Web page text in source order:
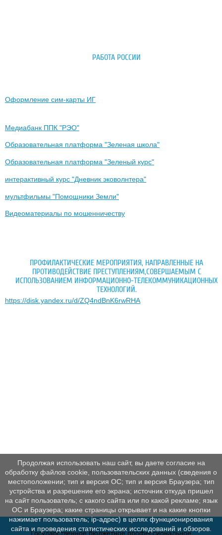
РАБОТА РОССИИ
Оформление сим-карты ИГ
Медиабанк ППК "РЭО"
Образовательная платформа "Зеленая школа"
Образовательная платформа "Зеленый курс"
интерактивный курс "Дневник эковолнтера"
мультфильмы "Помощники Земли"
Видеоматериалы по мошенничеству
ПРОФИЛАКТИЧЕСКИЕ МЕРОПРИЯТИЯ, НАПРАВЛЕННЫЕ НА
ПРОТИВОДЕЙСТВИЕ ПРЕСТУПЛЕНИЯМ,СОВЕРШАЕМЫМ С
ИСПОЛЬЗОВАНИЕМ ИНФОРМАЦИОННО-ТЕЛЕКОММУНИКАЦИОННЫХ
ТЕХНОЛОГИЙ.
https://disk.yandex.ru/d/ZQ4ndBnK6rwRHA
Государственное бюджетное профессиональное
Продолжая использовать наш сайт, вы даете согласие на
обработку файлов cookie, пользовательских данных (сведения о
местоположении; тип и версия ОС; тип и версия Браузера; тип
устройства и разрешение его экрана; источник откуда пришел
на сайт пользователь; с какого сайта или по какой рекламе; язык
ОС и Браузера; какие страницы открывает и на какие кнопки
нажимает пользователь; ip-адрес) в целях функционирования
сайта и проведения статистических исследований и обзоров.